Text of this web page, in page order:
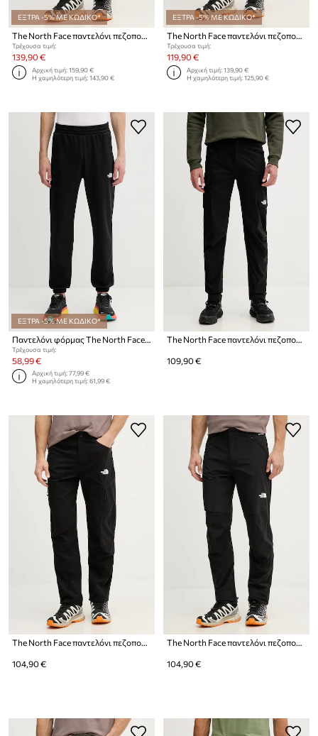
ΕΞΤΡΑ -5% ΜΕ ΚΩΔΙΚΟ*
The North Face παντελόνι πεζοπορίας ανδρικό Circadian
Τρέχουσα τιμή:
139,90 €
Αρχική τιμή:159,90 €
Η χαμηλότερη τιμή:143,90 €
ΕΞΤΡΑ -5% ΜΕ ΚΩΔΙΚΟ*
The North Face παντελόνι πεζοπορίας ανδρικό Basin pro
Τρέχουσα τιμή:
119,90 €
Αρχική τιμή:139,90 €
Η χαμηλότερη τιμή:125,90 €
ΕΞΤΡΑ -5% ΜΕ ΚΩΔΙΚΟ*
Τρέχουσα τιμή:
58,99 €
Αρχική τιμή:77,99 €
Η χαμηλότερη τιμή:61,99 €
109,90 €
The North Face παντελόνι πεζοπορίας Ανδρικό Exploration
104,90 €
The North Face παντελόνι πεζοπορίας Ανδρικό SPEEDLIGHT
104,90 €